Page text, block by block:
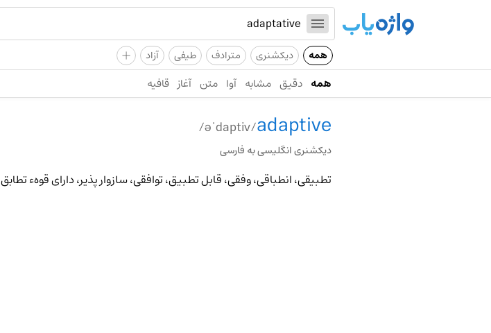
همه دیکشنری مترادف طیفی آزاد +
همه دقیق مشابه آوا متن آغاز قافیه
adaptive
/əˈdaptiv/
دیکشنری انگلیسی به فارسی
تطبیقی، انطباقی، وفقی، قابل تطبیق، توافقی، سازوار پذیر، دارای قوهء تطابق